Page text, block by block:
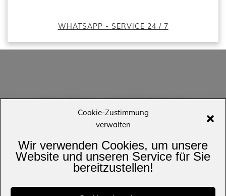
Cookie-Zustimmung
verwalten
Wir verwenden Cookies, um unsere
Website und unseren Service für Sie
bereitzustellen!
Kunden außerhalb Deutschlands und Österreich können bei uns
WHATSAPP - SERVICE 24 / 7
Kurze Frage - schnelle Antwort
WhatsApp Kundenservice 24 / 7